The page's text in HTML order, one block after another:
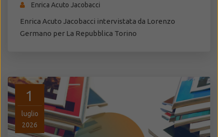
Enrica Acuto Jacobacci
Enrica Acuto Jacobacci intervistata da Lorenzo
Germano per La Repubblica Torino
1
luglio
2026